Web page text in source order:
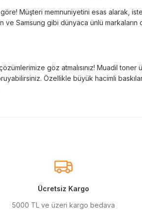
Müşteri memnuniyetini esas alarak,
ve Samsung gibi dünyaca ünlü
göz atmalısınız! Muadil toner
Özellikle büyük hacimli
baskıyı uygun fiyatlarla almanızı
Ücretsiz Kargo
5000 TL ve üzeri kargo bedava